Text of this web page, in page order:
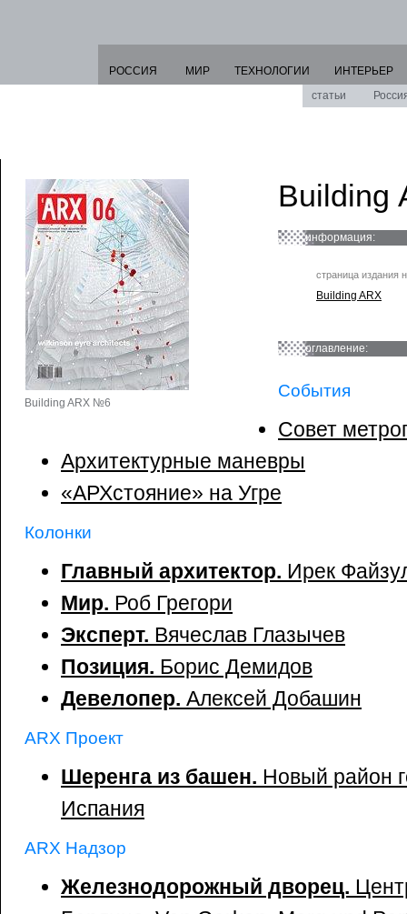
РОССИЯ МИР ТЕХНОЛОГИИ
ИНТЕРЬЕР
статьи
Building ARX №6
информация:
страница издания
Building ARX
оглавление:
События
Совет
Архитектурные маневры
«АРХстояние» на Угре
Колонки
Главный архитектор. Ирек
Мир. Роб Грегори
Эксперт. Вячеслав Глазычев
Позиция. Борис Демидов
Девелопер. Алексей Добашин
ARX Проект
Шеренга из башен. Новый район
Испания
ARX Надзор
Железнодорожный дворец.